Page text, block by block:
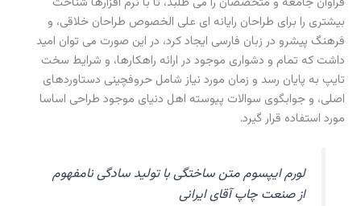
بیشتری را برای طراحان رایانه ای علی الخصوص طراحان خلاقی، و
فرهنگ پیشرو در زبان فارسی ایجاد کرد، در این صورت می توان امید
داشت که تمام و دشواری موجود در ارائه راهکارها، و شرایط سخت
تایپ به پایان رسد و زمان مورد نیاز شامل حروفچینی دستاوردهای
اصلی، و جوابگوی سوالات پیوسته اهل دنیای موجود طراحی اساسا
مورد استفاده قرار گیرد.
لورم ایپسوم متن ساختگی با تولید سادگی نامفهوم
از صنعت چاپآقای ایرانی